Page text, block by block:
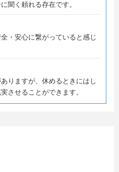
聞く頼れる存在です。
・安心に繋がっていると感じ
りますが、休めるときにはし
させることができます。